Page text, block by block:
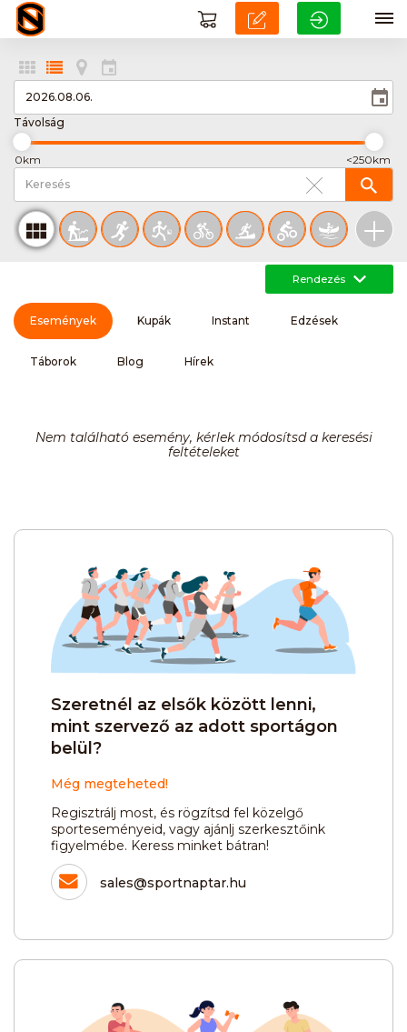
Távolság
0km <250km
Rendezés
Események Kupák Instant Edzések
Táborok Blog Hírek
Nem található esemény, kérlek módosítsd a keresési
feltételeket
Szeretnél az elsők között lenni,
mint szervező az adott sportágon
belül?
Még megteheted!
Regisztrálj most, és rögzítsd fel közelgő
sporteseményeid, vagy ajánlj szerkesztőink
figyelmébe. Keress minket bátran!
sales@sportnaptar.hu